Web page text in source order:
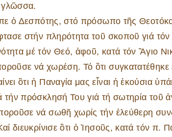
γλῶσσα.
ὁ Δεσπότης, στό πρόσωπο τῆς
στήν πληρότητα τοῦ σκοποῦ γιά τόν
μέ τόν Θεό, ἀφοῦ, κατά τόν Ἃγιο
νά χωρέση. Τό ὃτι
ὃτι ἡ Παναγία μας εἶναι ἡ ἑκούσια
τήν πρόσκλησή Του γιά τή σωτηρία τοῦ
νά σωθῆ χωρίς τήν ἐλεύθερη
διευκρίνισε ὃτι ὁ Ἰησοῦς, κατά τόν